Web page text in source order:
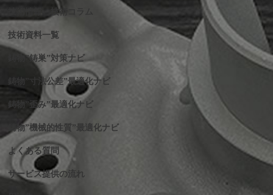
技術情報・技術コラム
技術資料一覧
鋳物”鋳巣”対策ナビ
鋳物”寸法公差”最適化ナビ
鋳物”歪み”最適化ナビ
鋳物”機械的性質”最適化ナビ
よくある質問
サービス提供の流れ